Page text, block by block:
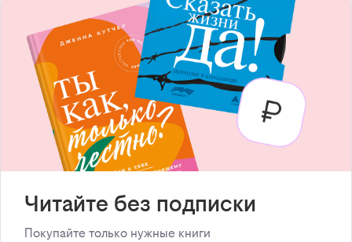
Читайте без подписки
Покупайте только нужные книги